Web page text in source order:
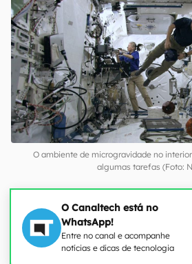
O ambiente de microgravidade no
algumas tarefas (Foto:
O Canaltech está no
WhatsApp!
Entre no canal e acompanhe
notícias e dicas de tecnologia